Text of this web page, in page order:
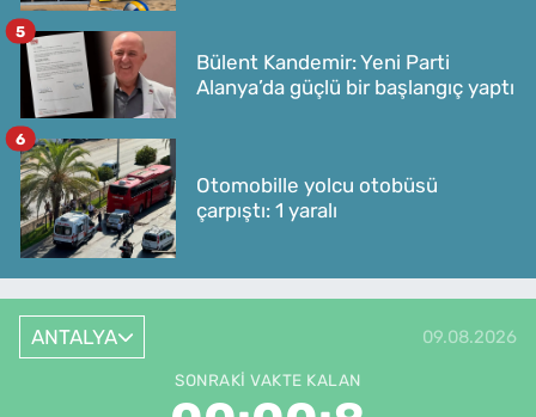
Bülent Kandemir: Yeni Parti
Alanya’da güçlü bir başlangıç yaptı
5
Otomobille yolcu otobüsü
çarpıştı: 1 yaralı
6
ANTALYA 09.08.2026
SONRAKI VAKTE KALAN